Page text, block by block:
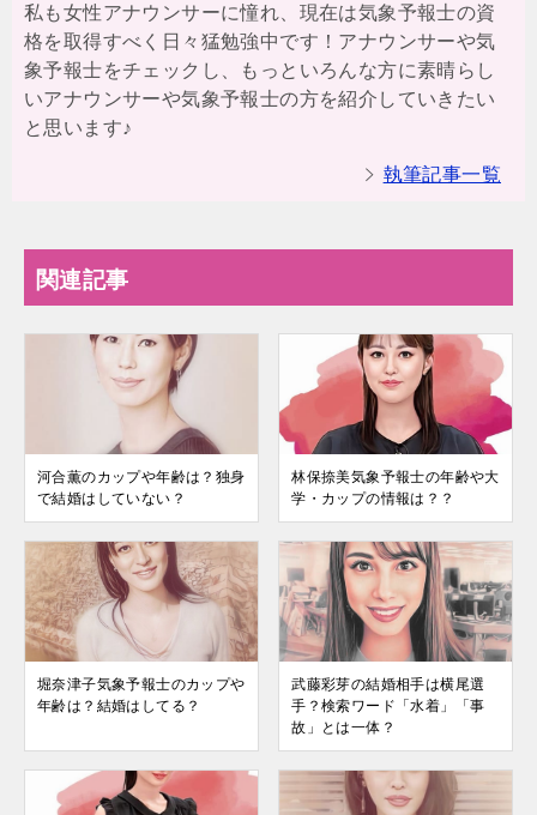
私も女性アナウンサーに憧れ、現在は気象予報士の資
格を取得すべく日々猛勉強中です！アナウンサーや気
象予報士をチェックし、もっといろんな方に素晴らし
いアナウンサーや気象予報士の方を紹介していきたい
と思います♪
執筆記事一覧
関連記事
河合薫のカップや年齢は？独身
で結婚はしていない？
林保捺美気象予報士の年齢や大
学・カップの情報は？？
堀奈津子気象予報士のカップや
年齢は？結婚はしてる？
武藤彩芽の結婚相手は横尾選
手？検索ワード「水着」「事
故」とは一体？